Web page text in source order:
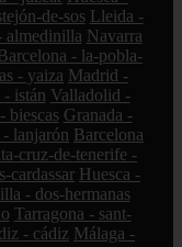
de-sos Lleida -
almedinilla Navarra
- la-pobla-
- yaiza Madrid -
istán Valladolid -
biescas Granada -
- lanjarón Barcelona
cruz-de-tenerife -
cardassar Huesca -
- dos-hermanas
Tarragona - sant-
- cádiz Málaga -